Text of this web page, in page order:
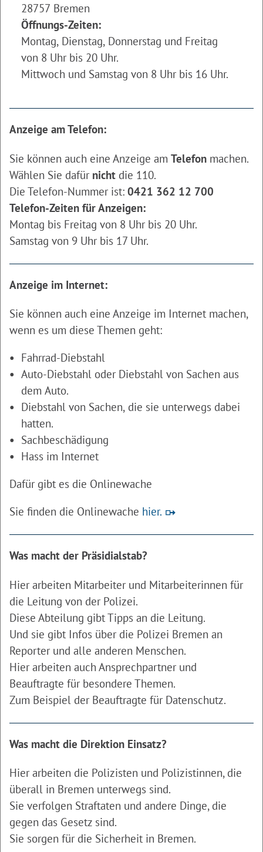
28757 Bremen
Öffnungs-Zeiten:
Montag, Dienstag, Donnerstag und Freitag
von 8 Uhr bis 20 Uhr.
Mittwoch und Samstag von 8 Uhr bis 16 Uhr.
Anzeige am Telefon:
Sie können auch eine Anzeige am Telefon machen.
Wählen Sie dafür nicht die 110.
Die Telefon-Nummer ist: 0421 362 12 700
Telefon-Zeiten für Anzeigen:
Montag bis Freitag von 8 Uhr bis 20 Uhr.
Samstag von 9 Uhr bis 17 Uhr.
Anzeige im Internet:
Sie können auch eine Anzeige im Internet machen,
wenn es um diese Themen geht:
Fahrrad-Diebstahl
Auto-Diebstahl oder Diebstahl von Sachen aus
dem Auto.
Diebstahl von Sachen, die sie unterwegs dabei
hatten.
Sachbeschädigung
Hass im Internet
Dafür gibt es die Onlinewache
Sie finden die Onlinewache hier.
Was macht der Präsidialstab?
Hier arbeiten Mitarbeiter und Mitarbeiterinnen für
die Leitung von der Polizei.
Diese Abteilung gibt Tipps an die Leitung.
Und sie gibt Infos über die Polizei Bremen an
Reporter und alle anderen Menschen.
Hier arbeiten auch Ansprechpartner und
Beauftragte für besondere Themen.
Zum Beispiel der Beauftragte für Datenschutz.
Was macht die Direktion Einsatz?
Hier arbeiten die Polizisten und Polizistinnen, die
überall in Bremen unterwegs sind.
Sie verfolgen Straftaten und andere Dinge, die
gegen das Gesetz sind.
Sie sorgen für die Sicherheit in Bremen.